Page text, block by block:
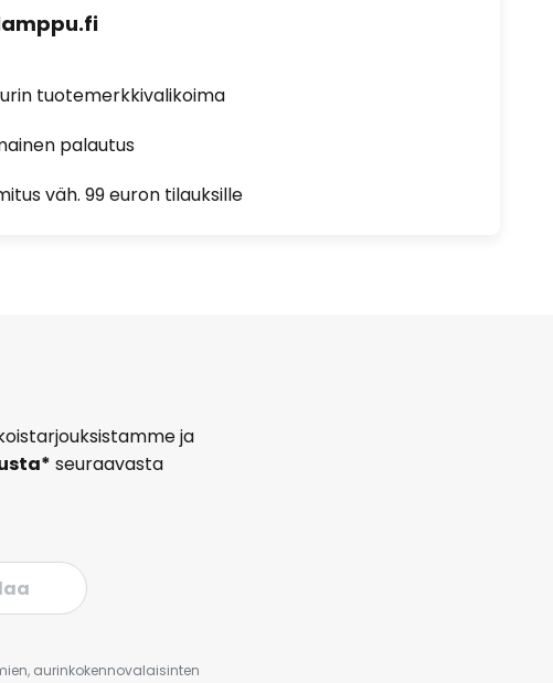
tuotemerkkivalikoima
palautus
väh. 99 euron tilauksille
ja
seuraavasta
aurinkokennovalaisinten